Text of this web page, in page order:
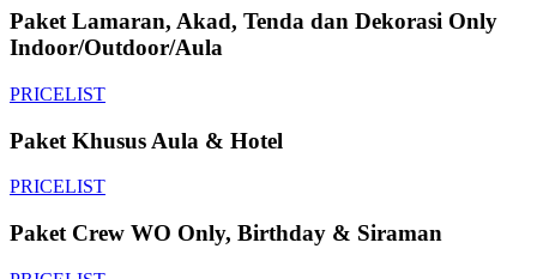
Paket Lamaran, Akad, Tenda dan Dekorasi Only
Indoor/Outdoor/Aula
PRICELIST
Paket Khusus Aula & Hotel
PRICELIST
Paket Crew WO Only, Birthday & Siraman